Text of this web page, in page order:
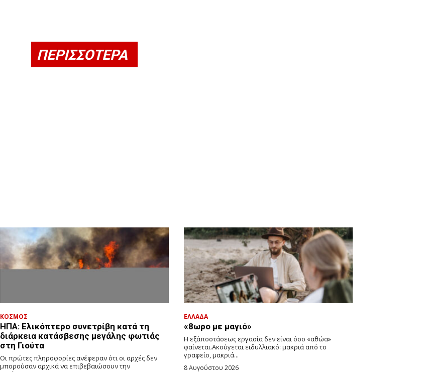
ΠΕΡΙΣΣΟΤΕΡΑ
ΚΟΣΜΟΣ
ΗΠΑ: Ελικόπτερο συνετρίβη κατά τη
διάρκεια κατάσβεσης μεγάλης φωτιάς
στη Γιούτα
Οι πρώτες πληροφορίες ανέφεραν ότι οι αρχές δεν
μπορούσαν αρχικά να επιβεβαιώσουν την
ΕΛΛΑΔΑ
«8ωρο με μαγιό»
Η εξ΄αποστάσεως εργασία δεν είναι όσο «αθώα»
φαίνεται.Ακούγεται ειδυλλιακό: μακριά από το
γραφείο, μακριά...
8 Αυγούστου 2026